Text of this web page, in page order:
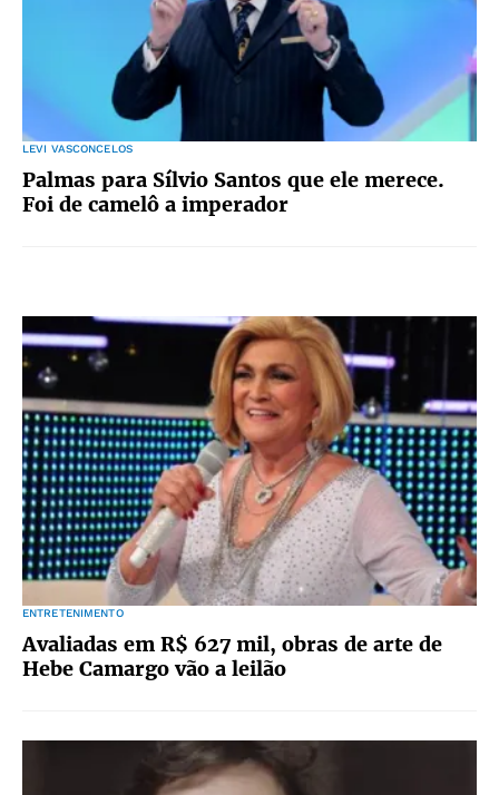
LEVI VASCONCELOS
Palmas para Sílvio Santos que ele merece.
Foi de camelô a imperador
ENTRETENIMENTO
Avaliadas em R$ 627 mil, obras de arte de
Hebe Camargo vão a leilão